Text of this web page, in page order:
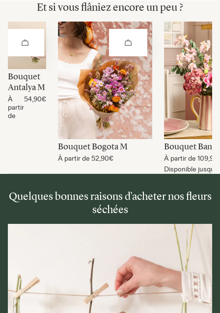
Et si vous flâniez encore un peu ?
Bouquet
Antalya M
À
partir
de
54,90€
Bouquet Bogota M
À partir de 52,90€
Bouquet
À partir de
Disponible
Quelques bonnes raisons d'acheter nos fleurs
séchées